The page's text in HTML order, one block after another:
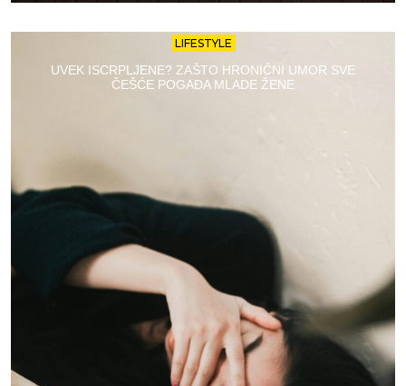
LIFESTYLE
UVEK ISCRPLJENE? ZAŠTO HRONIČNI UMOR SVE
ČEŠĆE POGAĐA MLADE ŽENE